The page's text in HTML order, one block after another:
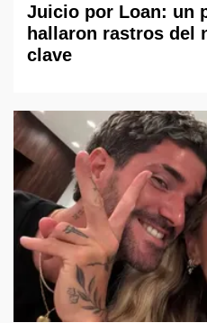
Juicio por Loan: un
hallaron rastros del
clave